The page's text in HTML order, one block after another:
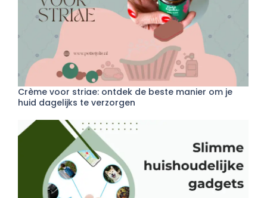
Crème voor striae: ontdek de beste manier om je
huid dagelijks te verzorgen